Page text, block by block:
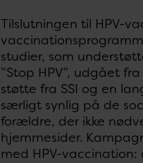
Tilslutningen til HPV-
studier, som
”Stop HPV”, udgået
støtte fra SSI og en
særligt synlig på de
forældre, der ikke
hjemmesider.
med HPV-